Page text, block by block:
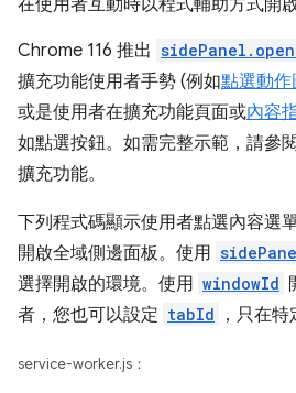
Chrome 116 推出
擴充功能使用者手勢 (例如點選動作
或是使用者在擴充功能頁面或內容
如點選按鈕。如需完整示範，請參
擴充功能。
下列程式碼顯示使用者點選內容選
開啟全域側邊面板。使用
選擇開啟的環境。使用 windowId
者，您也可以設定 tabId ，只在
service-worker.js：